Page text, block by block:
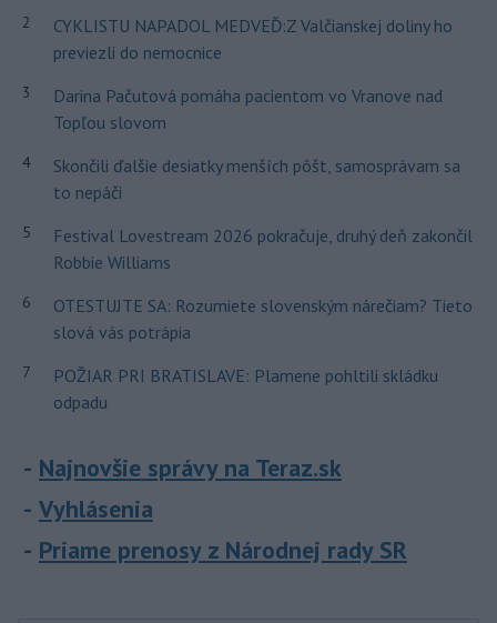
2
CYKLISTU NAPADOL MEDVEĎ:Z Valčianskej doliny ho
previezli do nemocnice
3
Darina Pačutová pomáha pacientom vo Vranove nad
Topľou slovom
4
Skončili ďalšie desiatky menších pôšt, samosprávam sa
to nepáči
5
Festival Lovestream 2026 pokračuje, druhý deň zakončil
Robbie Williams
6
OTESTUJTE SA: Rozumiete slovenským nárečiam? Tieto
slová vás potrápia
7
POŽIAR PRI BRATISLAVE: Plamene pohltili skládku
odpadu
Najnovšie správy na Teraz.sk
Vyhlásenia
Priame prenosy z Národnej rady SR